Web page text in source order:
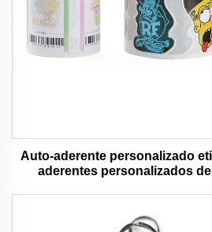
Auto-aderente personalizado
aderentes personalizados